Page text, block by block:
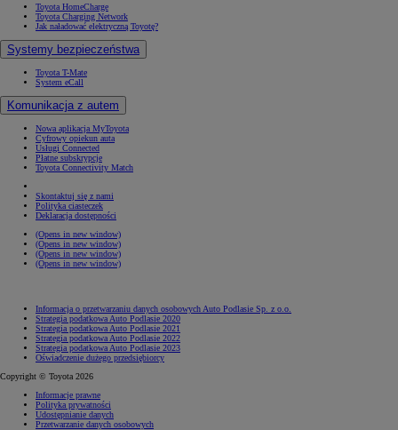
Toyota HomeCharge
Toyota Charging Network
Jak naładować elektryczną Toyotę?
Systemy bezpieczeństwa
Toyota T-Mate
System eCall
Komunikacja z autem
Nowa aplikacja MyToyota
Cyfrowy opiekun auta
Usługi Connected
Płatne subskrypcje
Toyota Connectivity Match
Skontaktuj się z nami
Polityka ciasteczek
Deklaracja dostępności
(Opens in new window)
(Opens in new window)
(Opens in new window)
(Opens in new window)
Informacja o przetwarzaniu danych osobowych Auto Podlasie Sp. z o.o.
Strategia podatkowa Auto Podlasie 2020
Strategia podatkowa Auto Podlasie 2021
Strategia podatkowa Auto Podlasie 2022
Strategia podatkowa Auto Podlasie 2023
Oświadczenie dużego przedsiębiorcy
Copyright © Toyota 2026
Informacje prawne
Polityka prywatności
Udostępnianie danych
Przetwarzanie danych osobowych